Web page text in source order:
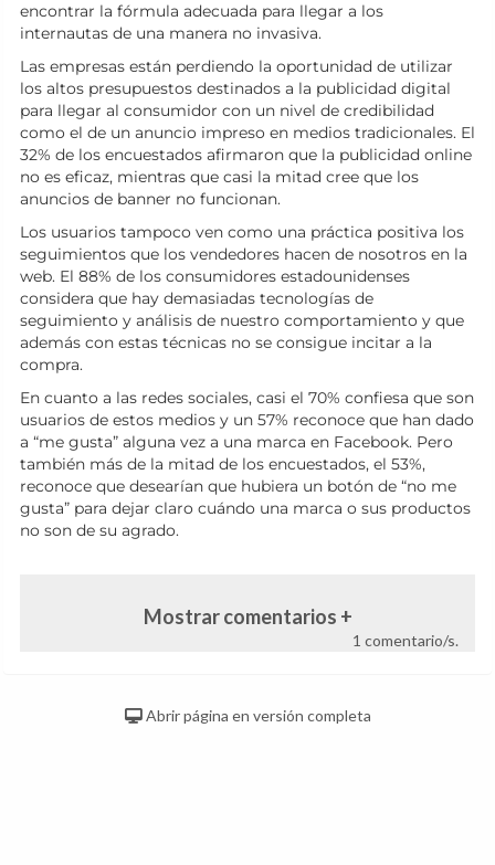
encontrar la fórmula adecuada para llegar a los
internautas de una manera no invasiva.
Las empresas están perdiendo la oportunidad de utilizar
los altos presupuestos destinados a la publicidad digital
para llegar al consumidor con un nivel de credibilidad
como el de un anuncio impreso en medios tradicionales. El
32% de los encuestados afirmaron que la publicidad online
no es eficaz, mientras que casi la mitad cree que los
anuncios de banner no funcionan.
Los usuarios tampoco ven como una práctica positiva los
seguimientos que los vendedores hacen de nosotros en la
web. El 88% de los consumidores estadounidenses
considera que hay demasiadas tecnologías de
seguimiento y análisis de nuestro comportamiento y que
además con estas técnicas no se consigue incitar a la
compra.
En cuanto a las redes sociales, casi el 70% confiesa que son
usuarios de estos medios y un 57% reconoce que han dado
a “me gusta” alguna vez a una marca en Facebook. Pero
también más de la mitad de los encuestados, el 53%,
reconoce que desearían que hubiera un botón de “no me
gusta” para dejar claro cuándo una marca o sus productos
no son de su agrado.
Mostrar comentarios +
1 comentario/s.
Abrir página en versión completa